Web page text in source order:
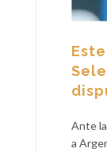
Ante
a